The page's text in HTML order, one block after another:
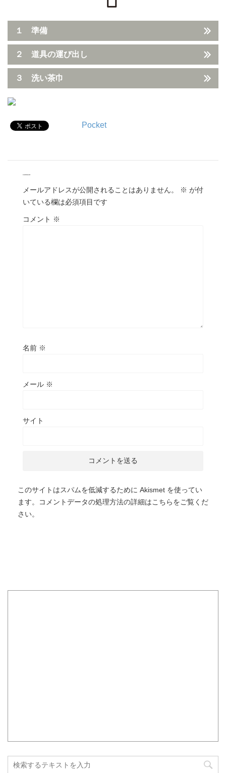
１ 準備
２ 道具の運び出し
３ 洗い茶巾
Pocket
comment
メールアドレスが公開されることはありません。 ※ が付
いている欄は必須項目です
コメント ※
名前 ※
メール ※
サイト
このサイトはスパムを低減するために Akismet を使ってい
ます。
コメントデータの処理方法の詳細はこちらをご覧くだ
さい。